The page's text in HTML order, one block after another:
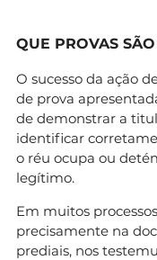
QUE PROVAS
O sucesso da ação
de prova
de demonstrar a
identificar
o réu ocupa ou
legítimo.
Em muitos
precisamente na
prediais, nos